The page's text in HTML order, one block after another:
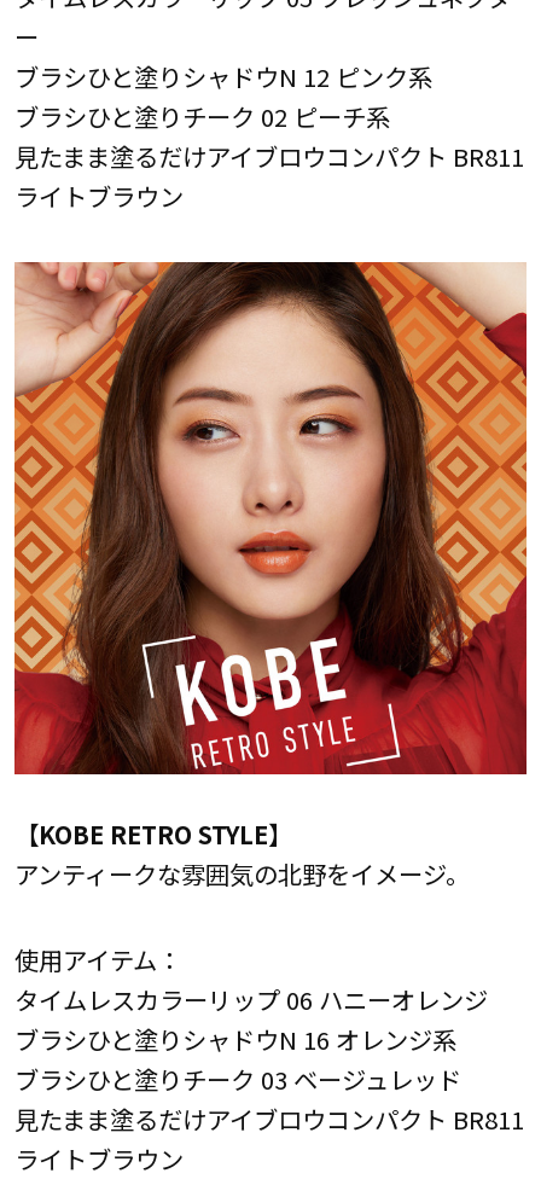
ー
ブラシひと塗りシャドウN 12 ピンク系
ブラシひと塗りチーク 02 ピーチ系
見たまま塗るだけアイブロウコンパクト BR811
ライトブラウン
【KOBE RETRO STYLE】
アンティークな雰囲気の北野をイメージ。
使用アイテム：
タイムレスカラーリップ 06 ハニーオレンジ
ブラシひと塗りシャドウN 16 オレンジ系
ブラシひと塗りチーク 03 ベージュレッド
見たまま塗るだけアイブロウコンパクト BR811
ライトブラウン